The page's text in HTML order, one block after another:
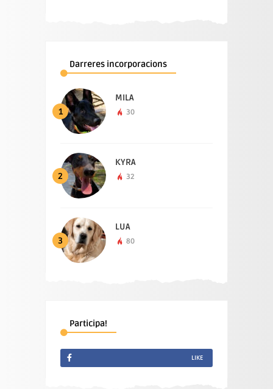
Darreres incorporacions
1
MILA
30
2
KYRA
32
3
LUA
80
Participa!
LIKE